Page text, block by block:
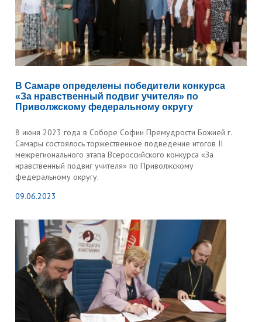
В Самаре определены победители конкурса
«За нравственный подвиг учителя» по
Приволжскому федеральному округу
8 июня 2023 года в Соборе Софии Премудрости Божией г.
Самары состоялось торжественное подведение итогов II
межрегионального этапа Всероссийского конкурса «За
нравственный подвиг учителя» по Приволжскому
федеральному округу.
09.06.2023